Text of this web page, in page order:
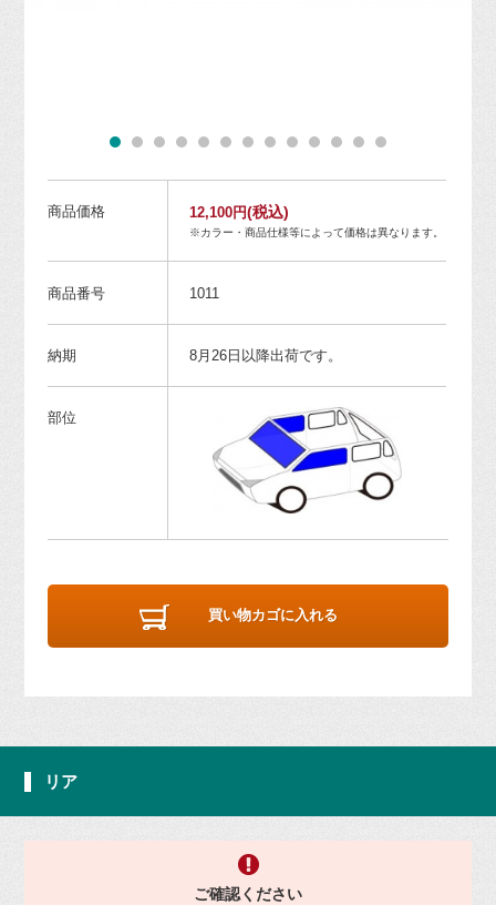
商品価格 12,100円(税込)
※カラー・商品仕様等によって価格は異なります。
商品番号 1011
納期 8月26日以降出荷です。
部位
買い物カゴに入れる
リア
ご確認ください